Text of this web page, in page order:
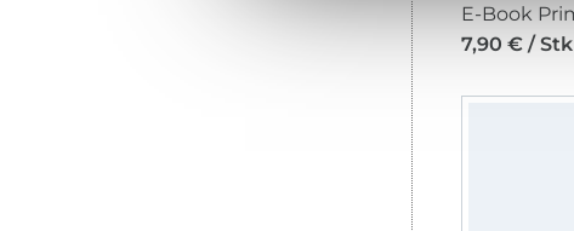
7,90 € / Stk